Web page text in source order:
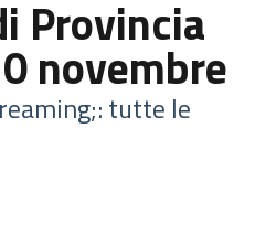
Provincia
novembre
tutte le